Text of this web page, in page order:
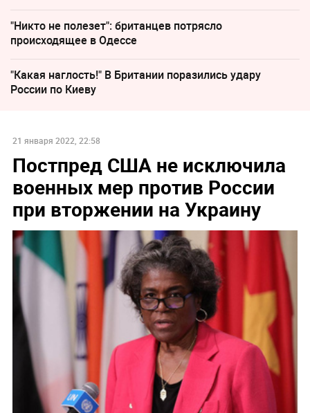
"Никто не полезет": британцев потрясло
происходящее в Одессе
"Какая наглость!" В Британии поразились удару
России по Киеву
21 января 2022, 22:58
Постпред США не исключила
военных мер против России
при вторжении на Украину